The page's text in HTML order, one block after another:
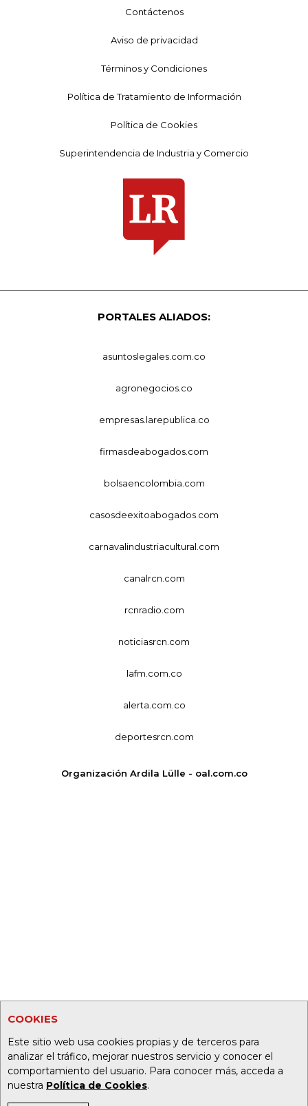
COOKIES
Este sitio web usa cookies propias y de terceros para
analizar el tráfico, mejorar nuestros servicio y conocer el
comportamiento del usuario. Para conocer más, acceda a
nuestra Política de Cookies.
Contáctenos
Aviso de privacidad
Términos y Condiciones
Política de Tratamiento de Información
Política de Cookies
Superintendencia de Industria y Comercio
PORTALES ALIADOS:
asuntoslegales.com.co
agronegocios.co
empresas.larepublica.co
firmasdeabogados.com
bolsaencolombia.com
casosdeexitoabogados.com
carnavalindustriacultural.com
canalrcn.com
rcnradio.com
noticiasrcn.com
lafm.com.co
alerta.com.co
deportesrcn.com
Organización Ardila Lülle - oal.com.co